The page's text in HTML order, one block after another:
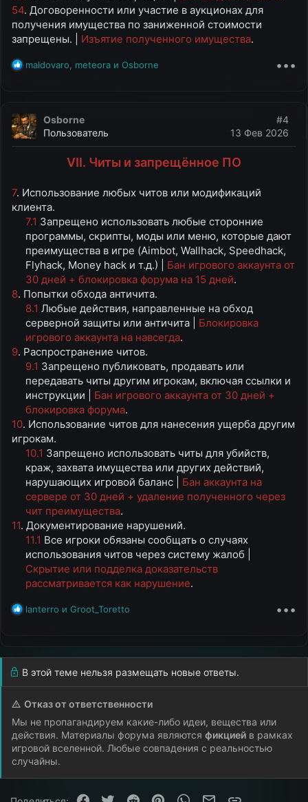
54. Договоренности или участие в аукционах для
получения имущества по заниженной стоимости
запрещены. | Изъятие полученного имущества.
Р
ц
и
и
maldovaro meteora и Osborne •••
Osborne
Пользователь
13 Фев 2026
#4
VII. Читы и запрещённое ПО
7. Использование любых читов или модификаций
клиента.
7.1 Запрещено использовать любые сторонние
программы, скрипты, моды или меню, которые дают
преимущества в игре (Aimbot, Wallhack, Speedhack,
Flyhack, Money hack и т.д.) | Бан игрового аккаунта от
30 дней + блокировка форума на 15 дней.​
8. Попытки обхода античита.
8.1 Любые действия, направленные на обход
серверной защиты или античита | Блокировка
игрового аккаунта на навсегда.​
9. Распространение читов.
9.1 Запрещено публиковать, продавать или
передавать читы другим игрокам, включая ссылки и
инструкции | Бан игрового аккаунта от 30 дней +
блокировка форума.​
10. Использование читов для нанесения ущерба другим
игрокам.
10.1 Запрещено использовать читы для убийств,
краж, захвата имущества или других действий,
нарушающих игровой баланс | Бан аккаунта на
сервере от 30 дней + удаление полученного через
чит преимущества.​
11. Документирование нарушений.
11.1 Все игроки обязаны сообщать о случаях
использования читов через систему жалоб |
Скрытие или подделка доказательств
рассматривается как нарушение.​
Р
ц
и
lanterro и Groot_Toretto •••
В этой теме нельзя размещать новые ответы.
Отказ от ответственности
Мы не пропагандируем какие-либо идеи, вещества или
действия. Материалы форума являются фикцией в рамках
игровой вселенной. Любые совпадения с реальностью
случайны.
Facebook
Twitter Reddit PinterestWhatsAppЭлектронная почта